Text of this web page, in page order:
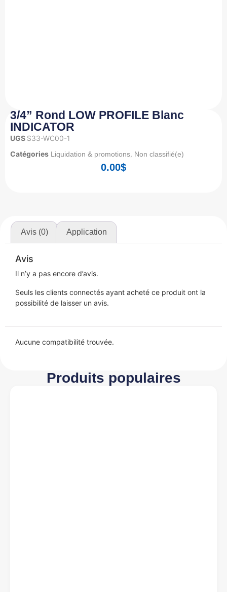
3/4” Rond LOW PROFILE Blanc
INDICATOR
UGS S33-WC00-1
Catégories Liquidation & promotions, Non classifié(e)
0.00$
Avis (0) Application
Avis
Il n’y a pas encore d’avis.
Seuls les clients connectés ayant acheté ce produit ont la
possibilité de laisser un avis.
Aucune compatibilité trouvée.
Produits populaires